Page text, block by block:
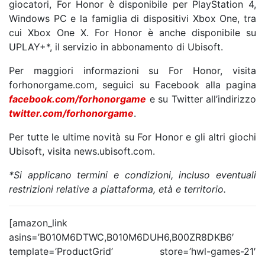
giocatori, For Honor è disponibile per PlayStation 4,
Windows PC e la famiglia di dispositivi Xbox One, tra
cui Xbox One X. For Honor è anche disponibile su
UPLAY+*, il servizio in abbonamento di Ubisoft.
Per maggiori informazioni su For Honor, visita
forhonorgame.com, seguici su Facebook alla pagina
facebook.com/forhonorgame e su Twitter all’indirizzo
twitter.com/forhonorgame.
Per tutte le ultime novità su For Honor e gli altri giochi
Ubisoft, visita news.ubisoft.com.
*Si applicano termini e condizioni, incluso eventuali
restrizioni relative a piattaforma, età e territorio.
[amazon_link
asins=’B010M6DTWC,B010M6DUH6,B00ZR8DKB6′
template=’ProductGrid’ store=’hwl-games-21′